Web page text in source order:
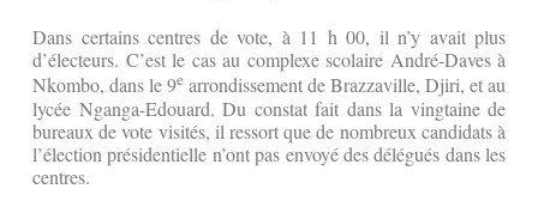
Dans certains centres de vote, à 11 h 00, il n’y avait plus
d’électeurs. C’est le cas au complexe scolaire André-Daves à
Nkombo, dans le 9e arrondissement de Brazzaville, Djiri, et au
lycée Nganga-Edouard. Du constat fait dans la vingtaine de
bureaux de vote visités, il ressort que de nombreux candidats à
l’élection présidentielle n’ont pas envoyé des délégués dans les
centres.